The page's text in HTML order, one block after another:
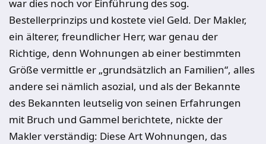
war dies noch vor Einführung des sog.
Bestellerprinzips und kostete viel Geld. Der Makler,
ein älterer, freundlicher Herr, war genau der
Richtige, denn Wohnungen ab einer bestimmten
Größe vermittle er „grundsätzlich an Familien“, alles
andere sei nämlich asozial, und als der Bekannte
des Bekannten leutselig von seinen Erfahrungen
mit Bruch und Gammel berichtete, nickte der
Makler verständig: Diese Art Wohnungen, das